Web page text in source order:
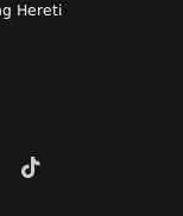
Hereti